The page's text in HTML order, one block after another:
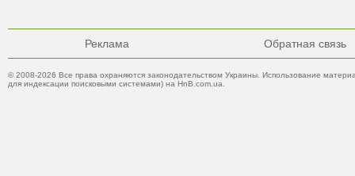
Реклама Обратная связь
© 2008-2026 Все права охраняются законодательством Украины. Использование
для индексации поисковыми системами) на HnB.com.ua.